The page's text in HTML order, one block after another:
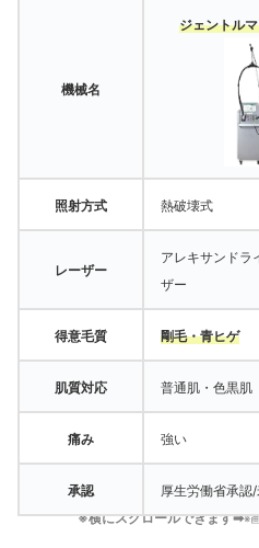
機械名
ジェントル
照射方式 熱破壊式
レーザー
アレキサンドラ
ザー
得意毛質 剛毛・青ヒゲ
肌質対応 普通肌・色黒肌
痛み 強い
承認 厚生労働省承認
※横にスクロールできます➡※